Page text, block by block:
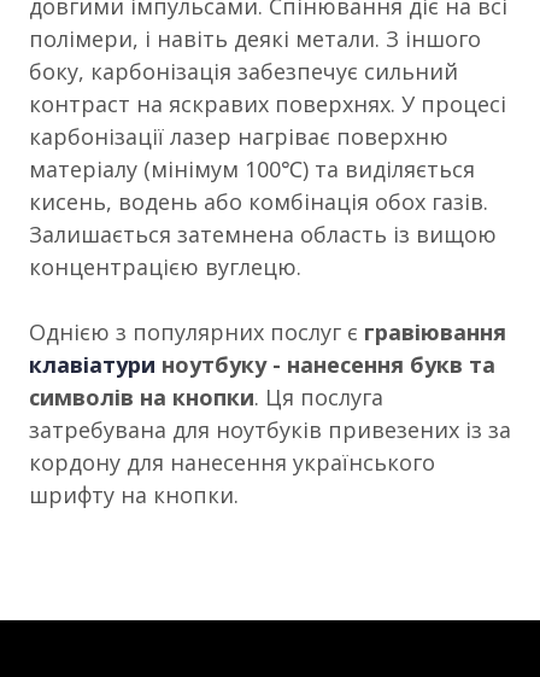
довгими імпульсами. Спінювання діє на всі
полімери, і навіть деякі метали. З іншого
боку, карбонізація забезпечує сильний
контраст на яскравих поверхнях. У процесі
карбонізації лазер нагріває поверхню
матеріалу (мінімум 100℃) та виділяється
кисень, водень або комбінація обох газів.
Залишається затемнена область із вищою
концентрацією вуглецю.
Однією з популярних послуг є гравіювання
клавіатури ноутбуку - нанесення букв та
символів на кнопки. Ця послуга
затребувана для ноутбуків привезених із за
кордону для нанесення українського
шрифту на кнопки.